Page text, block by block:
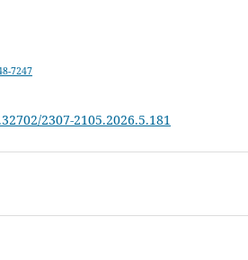
7247
2307-2105.2026.5.181